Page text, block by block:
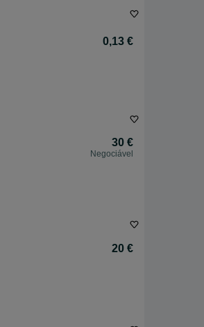
0,13 €
30 €
Negociável
20 €